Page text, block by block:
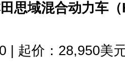
域混合动力车
起价：28,950美